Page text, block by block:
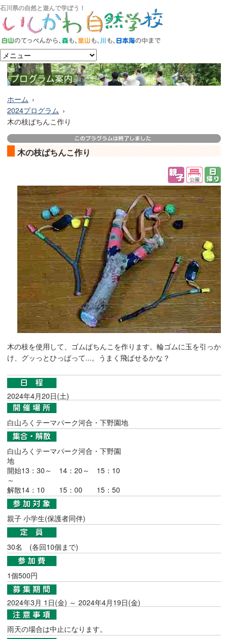
石川県の自然と遊んで学ぼう！
ホーム
2024プログラム
木の枝ぱちんこ作り
木の枝ぱちんこ作り
木の枝を使用して、ゴムぱちんこを作ります。輪ゴムに玉を引っか
け、グッっとひっぱって...。うまく飛ばせるかな？
2024年4月20日(土)
白山ろくテーマパーク河合・下野園地
白山ろくテーマパーク河合・下野園
地
開始13：30～ 14：20～ 15：10
～
解散14：10 15：00 15：50
親子 小学生(保護者同伴)
30名 (各回10個まで)
1個500円
2024年3月 1日(金) ～ 2024年4月19日(金)
雨天の場合は中止になります。